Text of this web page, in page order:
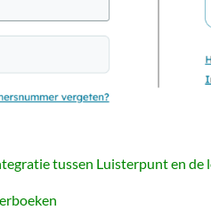
tussen Luisterpunt en de